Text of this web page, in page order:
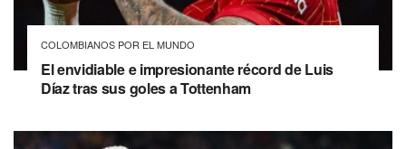
COLOMBIANOS POR EL MUNDO
El envidiable e impresionante récord de Luis
Díaz tras sus goles a Tottenham